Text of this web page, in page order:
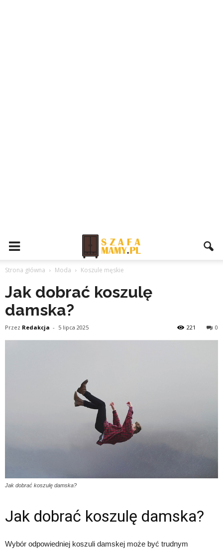
Strona główna Moda Koszule męskie
Jak dobrać koszulę
damska?
Przez Redakcja - 5 lipca 2025 0
221
Jak dobrać koszulę damska?
Jak dobrać koszulę damska?
Wybór odpowiedniej koszuli damskej może być trudnym